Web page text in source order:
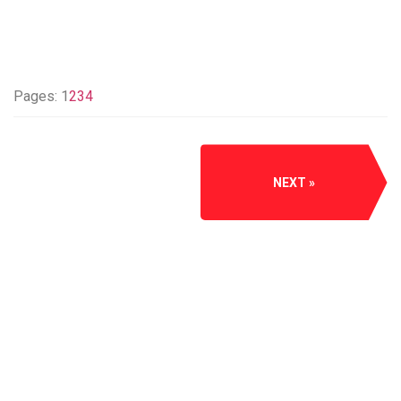
Pages: 1 234
NEXT